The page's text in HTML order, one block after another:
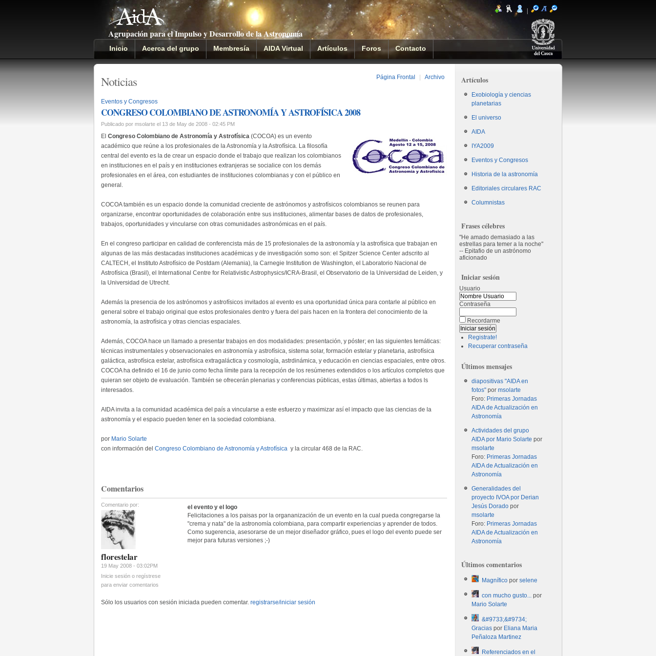
Agrupación para el Impulso y Desarrollo de la Astronomía
Inicio Acerca del grupo Membresía AIDA Virtual Artículos Foros Contacto
Noticias Página Frontal Archivo
Eventos y Congresos
CONGRESO COLOMBIANO DE ASTRONOMÍA Y ASTROFÍSICA 2008
Publicado por msolarte el 13 de May de 2008 - 02:45 PM
El Congreso Colombiano de Astronomía y Astrofísica (COCOA) es un evento
académico que reúne a los profesionales de la Astronomía y la Astrofísica. La filosofía
central del evento es la de crear un espacio donde el trabajo que realizan los colombianos
en instituciones en el país y en instituciones extranjeras se socialice con los demás
profesionales en el área, con estudiantes de instituciones colombianas y con el público en
general.
COCOA también es un espacio donde la comunidad creciente de astrónomos y astrofísicos colombianos se reunen para
organizarse, encontrar oportunidades de colaboración entre sus instituciones, alimentar bases de datos de profesionales,
trabajos, oportunidades y vincularse con otras comunidades astronómicas en el país.
En el congreso participar en calidad de conferencista más de 15 profesionales de la astronomía y la astrofísica que trabajan en
algunas de las más destacadas instituciones académicas y de investigación somo son: el Spitzer Science Center adscrito al
CALTECH, el Instituto Astrofísico de Postdam (Alemania), la Carnegie Institution de Washington, el Laboratorio Nacional de
Astrofísica (Brasil), el International Centre for Relativistic Astrophysics/ICRA-Brasil, el Observatorio de la Universidad de Leiden, y
la Universidad de Utrecht.
Además la presencia de los astrónomos y astrofísicos invitados al evento es una oportunidad única para contarle al público en
general sobre el trabajo original que estos profesionales dentro y fuera del pais hacen en la frontera del conocimiento de la
astronomía, la astrofísica y otras ciencias espaciales.
Además, COCOA hace un llamado a presentar trabajos en dos modalidades: presentación, y póster; en las siguientes temáticas:
técnicas instrumentales y observacionales en astronomía y astrofísica, sistema solar, formación estelar y planetaria, astrofísica
galáctica, astrofísica estelar, astrofísica extragaláctica y cosmología, astrdinámica, y educación en ciencias espaciales, entre otros.
COCOA ha definido el 16 de junio como fecha límite para la recepción de los resúmenes extendidos o los artículos completos que
quieran ser objeto de evaluación. También se ofrecerán plenarias y conferencias públicas, estas últimas, abiertas a todos ls
interesados.
AIDA invita a la comunidad académica del país a vincularse a este esfuerzo y maximizar así el impacto que las ciencias de la
astronomía y el espacio pueden tener en la sociedad colombiana.
por Mario Solarte
con información del Congreso Colombiano de Astronomía y Astrofísica y la circular 468 de la RAC.
Comentarios
Comentario por:
florestelar
19 May 2008 - 03:02PM
Inicie sesión o regístrese
para enviar comentarios
el evento y el logo
Felicitaciones a los paisas por la organanización de un evento en la cual pueda congregarse la
"crema y nata" de la astronomía colombiana, para compartir experiencias y aprender de todos.
Como sugerencia, asesorarse de un mejor diseñador gráfico, pues el logo del evento puede ser
mejor para futuras versiones ;-)
Sólo los usuarios con sesión iniciada pueden comentar. registrarse/iniciar sesión
Artículos
Exobiología y ciencias
planetarias
El universo
AIDA
IYA2009
Eventos y Congresos
Historia de la astronomía
Editoriales circulares RAC
Columnistas
Frases célebres
He amado demasiado a las
estrellas para temer a la noche
-- Epitafio de un astrónomo
aficionado
Iniciar sesión
Usuario
Contraseña
Recordarme
Registrate!
Recuperar contraseña
Últimos mensajes
diapositivas "AIDA en
fotos" pormsolarte
Foro: Primeras Jornadas
AIDA de Actualización en
Astronomía
Actividades del grupo
AIDA por Mario Solarte por
msolarte
Foro: Primeras Jornadas
AIDA de Actualización en
Astronomía
Generalidades del
proyecto IVOA por Derian
Jesús Dorado por
msolarte
Foro: Primeras Jornadas
AIDA de Actualización en
Astronomía
Últimos comentarios
Magnífico porselene
con mucho gusto... por
Mario Solarte
&#9733;&#9734;
Gracias por Eliana Maria
Peñaloza Martinez
Referenciados en el